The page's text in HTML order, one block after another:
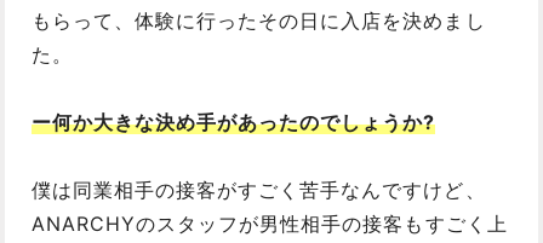
もらって、体験に行ったその日に入店を決めまし
た。
ー何か大きな決め手があったのでしょうか?
僕は同業相手の接客がすごく苦手なんですけど、
ANARCHYのスタッフが男性相手の接客もすごく上